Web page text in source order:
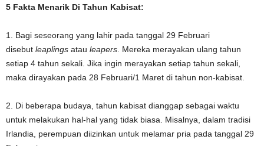
5 Fakta Menarik Di Tahun Kabisat:
1. Bagi seseorang yang lahir pada tanggal 29 Februari
disebut leaplings atau leapers . Mereka merayakan ulang tahun
setiap 4 tahun sekali. Jika ingin merayakan setiap tahun sekali,
maka dirayakan pada 28 Februari/1 Maret di tahun non-kabisat.
2. Di beberapa budaya, tahun kabisat dianggap sebagai waktu
untuk melakukan hal-hal yang tidak biasa. Misalnya, dalam tradisi
Irlandia, perempuan diizinkan untuk melamar pria pada tanggal 29